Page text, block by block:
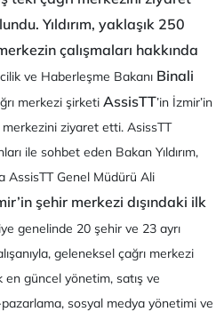
Yıldırım, yaklaşık 250
çalışmaları hakkında
ve Haberleşme Bakanı Binali
merkezi şirketi AssisTT’in İzmir’in
ziyaret etti. AsissTT
ile sohbet eden Bakan Yıldırım,
AssisTT Genel Müdürü Ali
şehir merkezi dışındaki ilk
genelinde 20 şehir ve 23 ayrı
geleneksel çağrı merkezi
güncel yönetim, satış ve
sosyal medya yönetimi ve